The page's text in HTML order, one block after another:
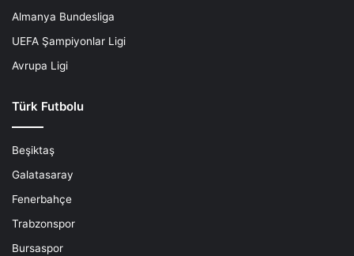
Almanya Bundesliga
UEFA Şampiyonlar Ligi
Avrupa Ligi
Türk Futbolu
Beşiktaş
Galatasaray
Fenerbahçe
Trabzonspor
Bursaspor